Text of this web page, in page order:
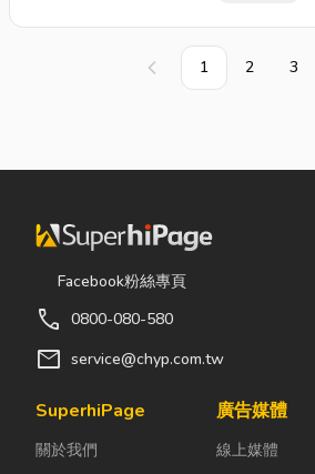
可供參考，
詢)客戶若有
膠棧板◆紙
上一頁 1 2 3
Facebook粉絲專頁
call 0800-080-580
mail service@chyp.com.tw
SuperhiPage
關於我們
廣告媒體
線上媒體